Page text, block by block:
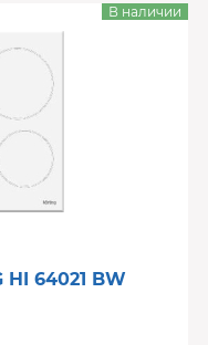
HI 64021 BW
В наличии